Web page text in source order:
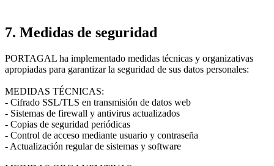
7. Medidas de seguridad
PORTAGAL ha implementado medidas técnicas y organizativas
apropiadas para garantizar la seguridad de sus datos personales:
MEDIDAS TÉCNICAS:
- Cifrado SSL/TLS en transmisión de datos web
- Sistemas de firewall y antivirus actualizados
- Copias de seguridad periódicas
- Control de acceso mediante usuario y contraseña
- Actualización regular de sistemas y software